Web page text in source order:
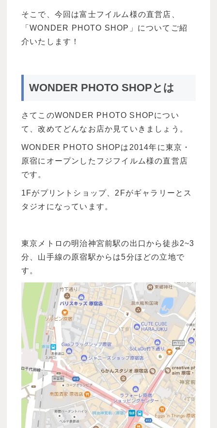
そこで、今回は富士フイルム様の直営店、
「WONDER PHOTO SHOP」についてご紹
介いたします！
WONDER PHOTO SHOPとは
さてこのWONDER PHOTO SHOPについ
て、改めてどんなお店か見ていきましょう。
WONDER PHOTO SHOPは2014年に東京・
原宿にオープンしたフジフイルム様の直営店
です。
1Fがプリントショップ、2Fがギャラリーとス
タジオになっています。
東京メトロの明治神宮前駅の出口から徒歩2~3
分、山手線の原宿駅からは5分ほどの立地で
す。